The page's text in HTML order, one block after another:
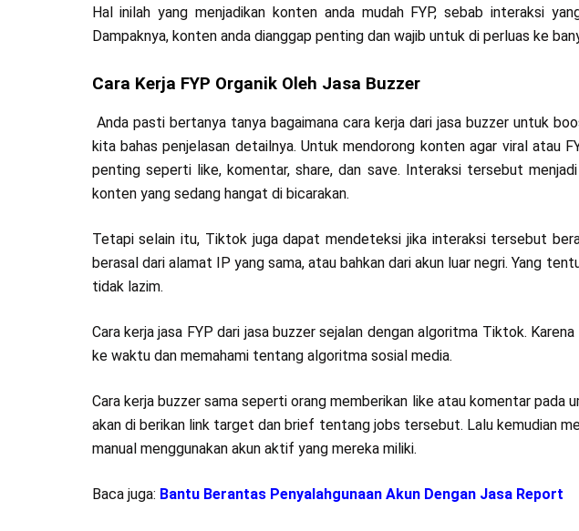
Hal inilah yang menjadikan konten anda mudah FYP, sebab interaksi
Dampaknya, konten anda dianggap penting dan wajib untuk di perluas ke
Cara Kerja FYP Organik Oleh Jasa Buzzer
Anda pasti bertanya tanya bagaimana cara kerja dari jasa buzzer untuk
kita bahas penjelasan detailnya. Untuk mendorong konten agar viral atau
penting seperti like, komentar, share, dan save. Interaksi tersebut
konten yang sedang hangat di bicarakan.
Tetapi selain itu, Tiktok juga dapat mendeteksi jika interaksi tersebut
berasal dari alamat IP yang sama, atau bahkan dari akun luar negri. Yang
tidak lazim.
Cara kerja jasa FYP dari jasa buzzer sejalan dengan algoritma Tiktok.
ke waktu dan memahami tentang algoritma sosial media.
Cara kerja buzzer sama seperti orang memberikan like atau komentar pada
akan di berikan link target dan brief tentang jobs tersebut. Lalu kemudian
manual menggunakan akun aktif yang mereka miliki.
Baca juga: Bantu Berantas Penyalahgunaan Akun Dengan Jasa Report